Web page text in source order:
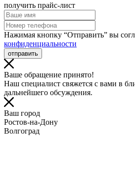
получить прайс-лист
Нажимая кнопку “Отправить” вы
конфиденциальности
отправить
Ваше обращение принято!
Наш специалист свяжется с вами в
дальнейшего обсуждения.
Ваш город
Ростов-на-Дону
Волгоград